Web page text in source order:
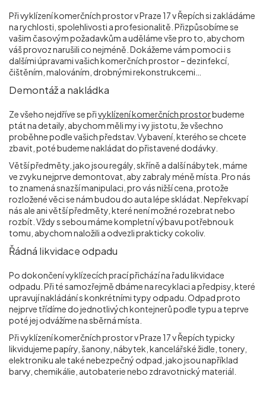
Při vyklízení komerčních prostor v Praze 17 v Řepích si zakládáme
na rychlosti, spolehlivosti a profesionalitě. Přizpůsobíme se
vašim časovým požadavkům a uděláme vše pro to, abychom
váš provoz narušili co nejméně. Dokážeme vám pomoci i s
dalšími úpravami vašich komerčních prostor – dezinfekcí,
čištěním, malováním, drobnými rekonstrukcemi…
Demontáž a nakládka
Ze všeho nejdříve se přivyklízení komerčních prostorbudeme
ptát na detaily, abychom měli my i vy jistotu, že všechno
proběhne podle vašich představ. Vybavení, kterého se chcete
zbavit, poté budeme nakládat do přistavené dodávky.
Větší předměty, jako jsou regály, skříně a další nábytek, máme
ve zvyku nejprve demontovat, aby zabraly méně místa. Pro nás
to znamená snazší manipulaci, pro vás nižší cena, protože
rozložené věci se nám budou do auta lépe skládat. Nepřekvapí
nás ale ani větší předměty, které není možné rozebrat nebo
rozbít. Vždy s sebou máme kompletní výbavu potřebnou k
tomu, abychom naložili a odvezli prakticky cokoliv.
Řádná likvidace odpadu
Po dokončení vyklízecích prací přichází na řadu likvidace
odpadu. Při té samozřejmě dbáme na recyklaci a předpisy, které
upravují nakládání s konkrétními typy odpadu. Odpad proto
nejprve třídíme do jednotlivých kontejnerů podle typu a teprve
poté jej odvážíme na sběrná místa.
Při vyklízení komerčních prostor v Praze 17 v Řepích typicky
likvidujeme papíry, šanony, nábytek, kancelářské židle, tonery,
elektroniku ale také nebezpečný odpad, jako jsou například
barvy, chemikálie, autobaterie nebo zdravotnický materiál.